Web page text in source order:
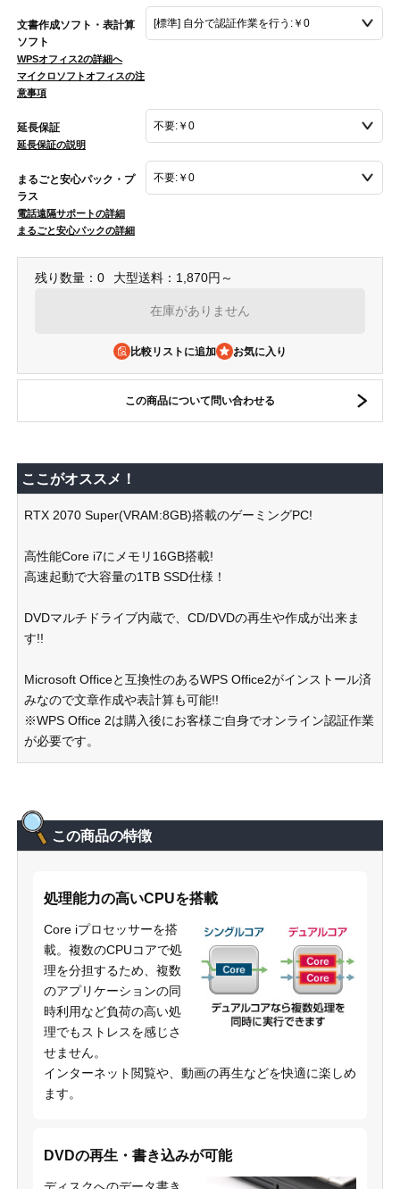
文書作成ソフト・表計算
ソフト
WPSオフィス2の詳細へ
マイクロソフトオフィスの注
意事項
延長保証
延長保証の説明
まるごと安心パック・プ
ラス
電話遠隔サポートの詳細
まるごと安心パックの詳細
残り数量：0 大型送料：1,870円～
在庫がありません
比較リストに追加
この商品について問い合わせる
ここがオススメ！
RTX 2070 Super(VRAM:8GB)搭載のゲーミングPC!
高性能Core i7にメモリ16GB搭載!
高速起動で大容量の1TB SSD仕様！
DVDマルチドライブ内蔵で、CD/DVDの再生や作成が出来ま
す!!
Microsoft Officeと互換性のあるWPS Office2がインストール済
みなので文章作成や表計算も可能!!
※WPS Office 2は購入後にお客様ご自身でオンライン認証作業
が必要です。
この商品の特徴
処理能力の高いCPUを搭載
Core iプロセッサーを搭
載。複数のCPUコアで処
理を分担するため、複数
のアプリケーションの同
時利用など負荷の高い処
理でもストレスを感じさ
せません。
インターネット閲覧や、動画の再生などを快適に楽しめ
ます。
DVDの再生・書き込みが可能
ディスクへのデータ書き